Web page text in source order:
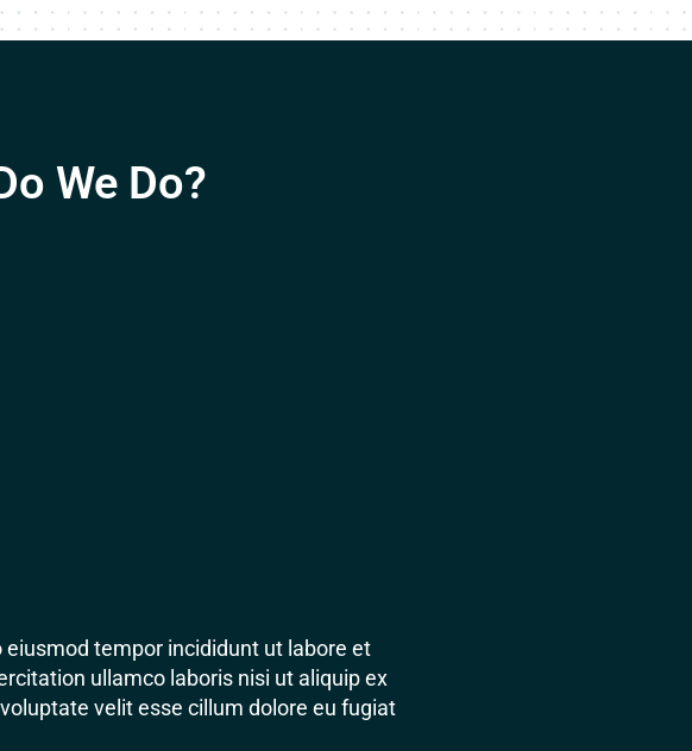
We Do?
tempor incididunt ut labore et
ullamco laboris nisi ut aliquip ex
velit esse cillum dolore eu fugiat